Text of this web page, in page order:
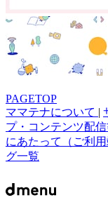
PAGETOP
ママテナについて |
プ・コンテンツ配
にあたって（ご利
グ一覧